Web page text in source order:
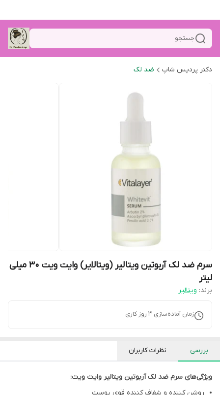
جستجو
دکتر پردیس شاپ ضد لک
سرم ضد لک آربوتین ویتالیر (ویتالایر) وایت ویت 30 میلی
لیتر
برند: ویتالیر
زمان آماده‌سازی 3 روز کاری
بررسی نظرات کاربران
ویژگی‌های سرم ضد لک آربوتین ویتالیر وایت ویت:
روشن کننده و شفاف کننده قوی پوست